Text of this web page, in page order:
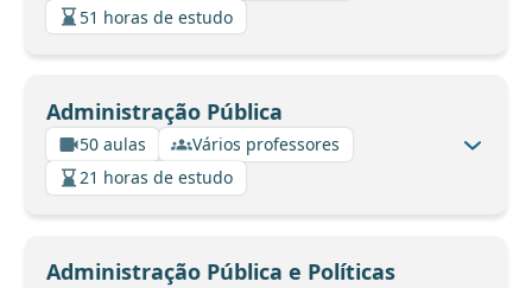
51 horas de estudo
Administração Pública
50 aulas
Vários professores
21 horas de estudo
Administração Pública e Políticas